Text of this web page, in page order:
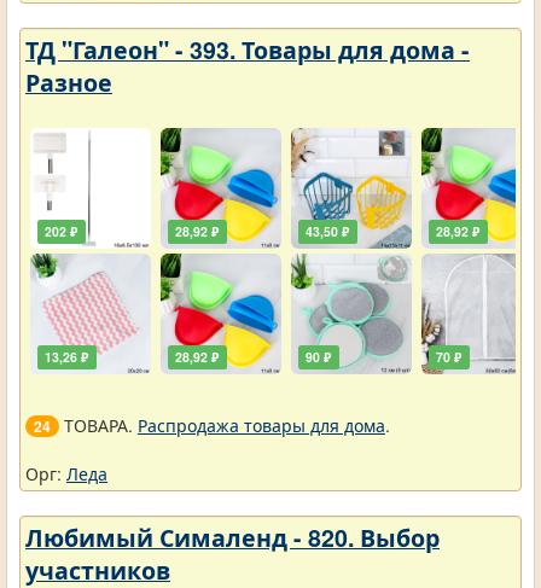
ТД "Галеон" - 393. Товары для дома -
Разное
202 ₽
13,26 ₽
28,92 ₽
28,92 ₽
43,50 ₽
90 ₽
28,92 ₽
70 ₽
24 ТОВАРА. Распродажа товары для дома.
Орг: Леда
Любимый Сималенд - 820. Выбор
участников